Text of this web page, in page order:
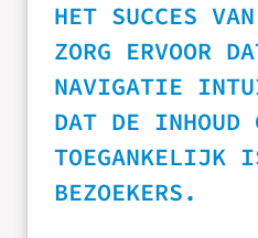
HET SUCCES
ZORG ERVOOR
NAVIGATIE
DAT DE INHOUD
TOEGANKELIJK
BEZOEKERS.